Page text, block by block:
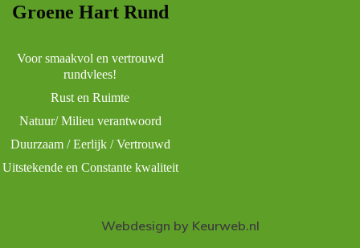
Groene Hart Rund
Voor smaakvol en vertrouwd
rundvlees!
Rust en Ruimte
Natuur/ Milieu verantwoord
Duurzaam / Eerlijk / Vertrouwd
Uitstekende en Constante kwaliteit
Webdesign by Keurweb.nl